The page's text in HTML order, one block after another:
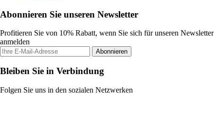
Abonnieren Sie unseren Newsletter
Profitieren Sie von 10% Rabatt, wenn Sie sich für unseren Newsletter
anmelden
Abonnieren
Bleiben Sie in Verbindung
Folgen Sie uns in den sozialen Netzwerken